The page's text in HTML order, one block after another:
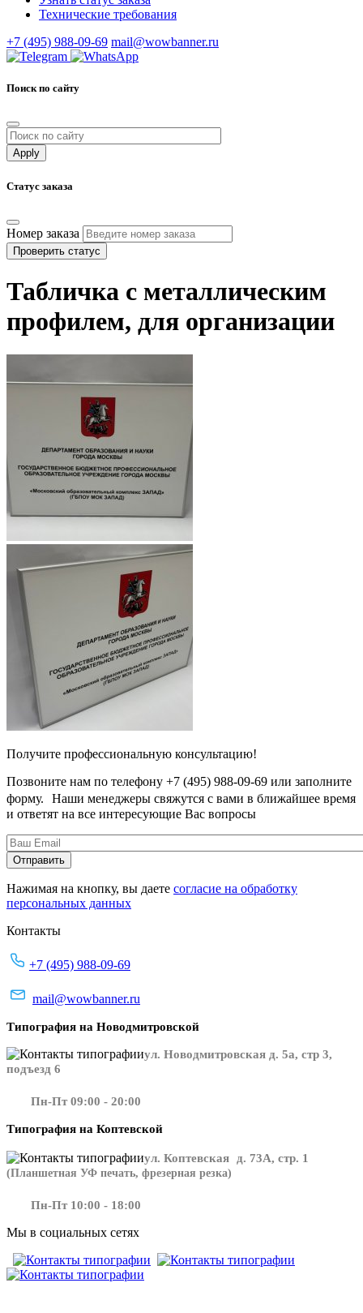
Технические требования
+7 (495) 988-09-69 mail@wowbanner.ru
Поиск по сайту
Статус заказа
Номер заказа
Проверить статус
Табличка с металлическим
профилем, для организации
Получите профессиональную консультацию!
Позвоните нам по телефону +7 (495) 988-09-69 или заполните
форму. Наши менеджеры свяжутся с вами в ближайшее время
и ответят на все интересующие Вас вопросы
Нажимая на кнопку, вы даете согласие на обработку
персональных данных
Контакты
+7 (495) 988-09-69
mail@wowbanner.ru
Типография на Новодмитровской
ул. Новодмитровская д. 5а, стр 3,
подъезд 6
Пн-Пт 09:00 - 20:00
Типография на Коптевской
ул. Коптевская д. 73А, стр. 1
(Планшетная УФ печать, фрезерная резка)
Пн-Пт 10:00 - 18:00
Мы в социальных сетях